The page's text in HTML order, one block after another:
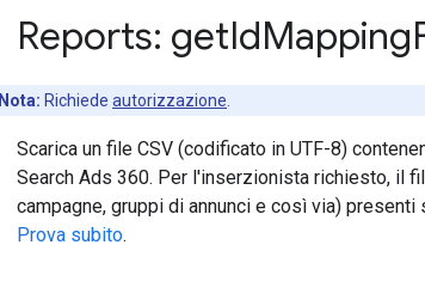
Reports: getIdMapping
Nota: Richiede autorizzazione
Scarica un file CSV (codificato in UTF-8)
Search Ads 360. Per l'inserzionista richiesto, il
campagne, gruppi di annunci e così via)
Prova subito.